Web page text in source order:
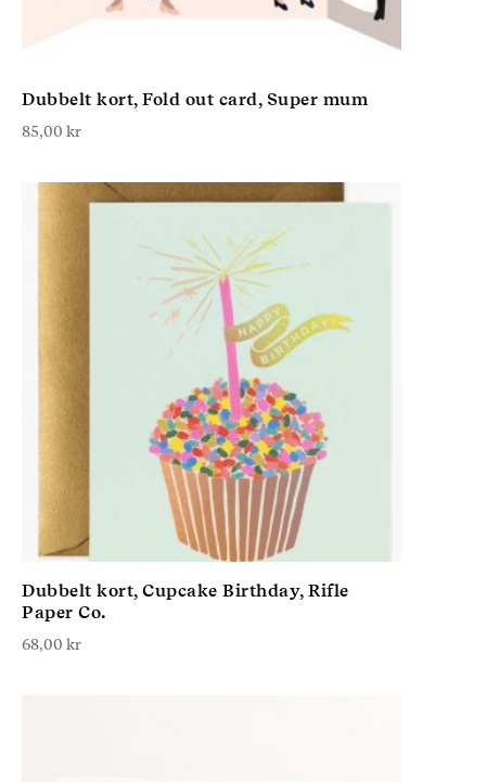
Dubbelt kort, Fold out card, Super mum
85,00 kr
Dubbelt kort, Cupcake Birthday, Rifle
Paper Co.
68,00 kr